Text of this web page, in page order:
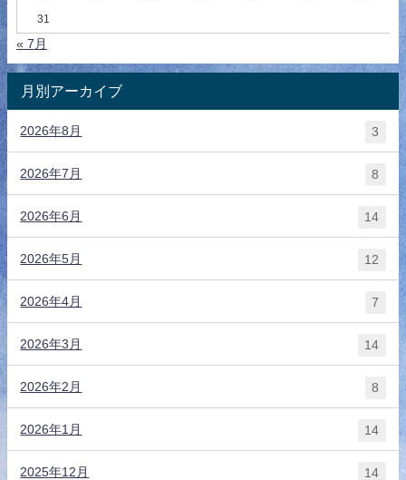
31
« 7月
月別アーカイブ
2026年8月 3
2026年7月 8
2026年6月 14
2026年5月 12
2026年4月 7
2026年3月 14
2026年2月 8
2026年1月 14
2025年12月 14